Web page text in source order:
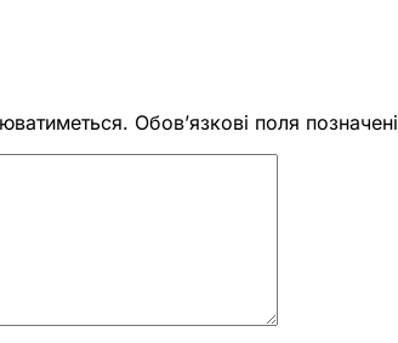
Обов’язкові поля позначені